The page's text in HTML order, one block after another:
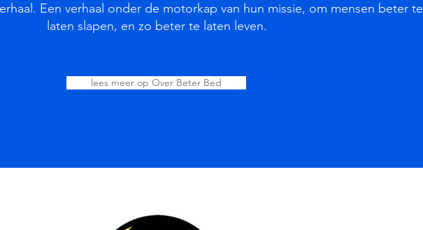
Een verhaal onder de motorkap van hun missie, om mensen beter te
laten slapen, en zo beter te laten leven.
lees meer op Over Beter Bed